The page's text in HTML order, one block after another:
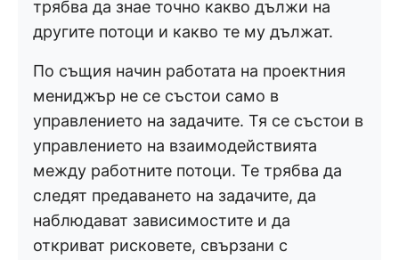
трябва да знае точно какво дължи на
другите потоци и какво те му дължат.
По същия начин работата на проектния
мениджър не се състои само в
управлението на задачите. Тя се състои в
управлението на взаимодействията
между работните потоци. Те трябва да
следят предаването на задачите, да
наблюдават зависимостите и да
откриват рисковете, свързани с